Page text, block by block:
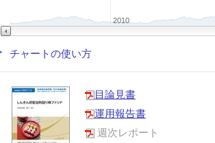
2010
チャートの使い方
目論見書
運用報告書
週次レポート